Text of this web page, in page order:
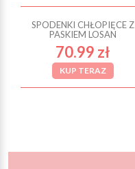
SPODENKI CHŁOPIĘCE Z
PASKIEM LOSAN
70.99 zł
KUP TERAZ